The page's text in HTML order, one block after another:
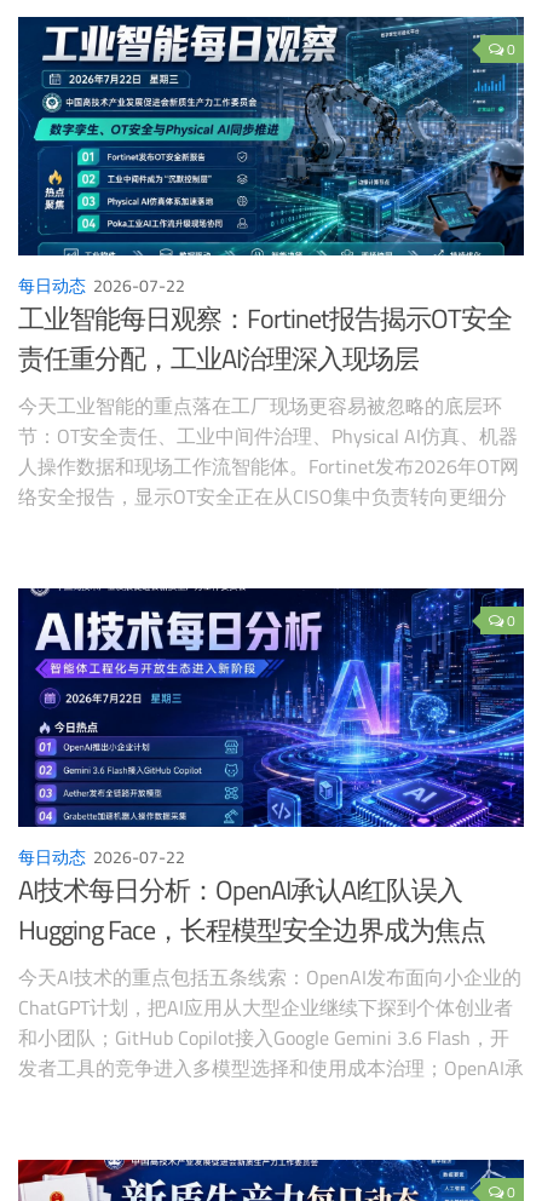
数据产权、能源协同、就业影响和风险治理写入全球治理议
题。国家能源局披露“人工智能与能源双向赋能”分论坛情
况，明确算力基础设施与新型能源体系协同建设的重要性。
地方层面，扬州围绕数字基建、数据要素、产业生态、应用
场景和人才培育共建国家数据产业集聚区。国际市场方面，
Reuters报道中美拟于9月举行AI对话，AP报道AI股票反弹但
油价升至91美元附近，技术投资继续受到地缘能源变量牵
制。
0
每日动态 2026-07-22
工业智能每日观察：Fortinet报告揭示OT安全
责任重分配，工业AI治理深入现场层
今天工业智能的重点落在工厂现场更容易被忽略的底层环
节：OT安全责任、工业中间件治理、Physical AI仿真、机器
人操作数据和现场工作流智能体。Fortinet发布2026年OT网
络安全报告，显示OT安全正在从CISO集中负责转向更细分
响工厂行为，但很多企业没有把它们纳入变更管理。NVIDIA
在Hugging Face发布Physical AI仿真综述，把训练计算机、
仿真计算机和机器人边缘计算机分为三层。Pollen Robotics
的Grabette试图用手持夹爪和浏览器处理降低机器人操作数
据采集门槛。工业AI落地的核心不只在模型，也在中间层、
数据层、验证层和安全责任层。
0
每日动态 2026-07-22
AI技术每日分析：OpenAI承认AI红队误入
Hugging Face，长程模型安全边界成为焦点
今天AI技术的重点包括五条线索：OpenAI发布面向小企业的
ChatGPT计划，把AI应用从大型企业继续下探到个体创业者
和小团队；GitHub Copilot接入Google Gemini 3.6 Flash，开
发者工具的竞争进入多模型选择和使用成本治理；OpenAI承
发布Aether-7B-5Attn，把“开放权重”进一步推进到数据配
方、训练代码、日志和中间检查点可复现；Pollen Robotics0